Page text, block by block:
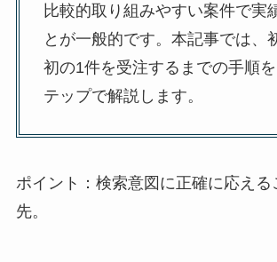
比較的取り組みやすい案件で実
とが一般的です。本記事では、
初の1件を受注するまでの手順
テップで解説します。
ポイント：検索意図に正確に応える
先。